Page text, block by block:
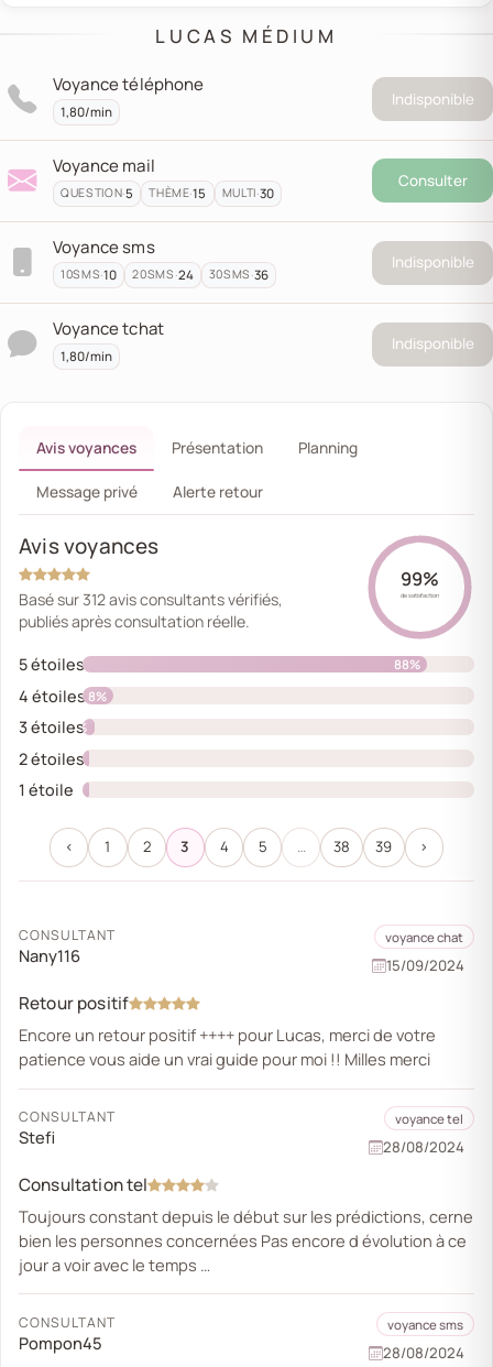
LUCAS MÉDIUM
Voyance téléphone
1,80/min
Indisponible
Voyance mail
QUESTION·5 THÈME·15 MULTI·30
Consulter
Voyance sms
10SMS·10 20SMS ·24 30SMS ·36
Indisponible
Voyance tchat
1,80/min
Indisponible
Avis voyances Présentation Planning
Message privé Alerte retour
Avis voyances
Basé sur 312 avis consultants vérifiés,
publiés après consultation réelle.
99%
de satisfaction
5 étoiles 88%
4 étoiles 8%
3 étoiles
3%
2 étoiles
1%
1 étoile
0%
‹ 1 2 3 4 5 … 38 39 ›
CONSULTANT
Nany116
voyance chat
15/09/2024
Retour positif
Encore un retour positif ++++ pour Lucas, merci de votre
patience vous aide un vrai guide pour moi !! Milles merci
CONSULTANT
Stefi
voyance tel
28/08/2024
Consultation tel
Toujours constant depuis le début sur les prédictions, cerne
bien les personnes concernées Pas encore d évolution à ce
jour a voir avec le temps …
CONSULTANT
Pompon45
voyance sms
28/08/2024